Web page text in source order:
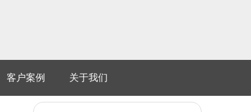
客户案例 关于我们